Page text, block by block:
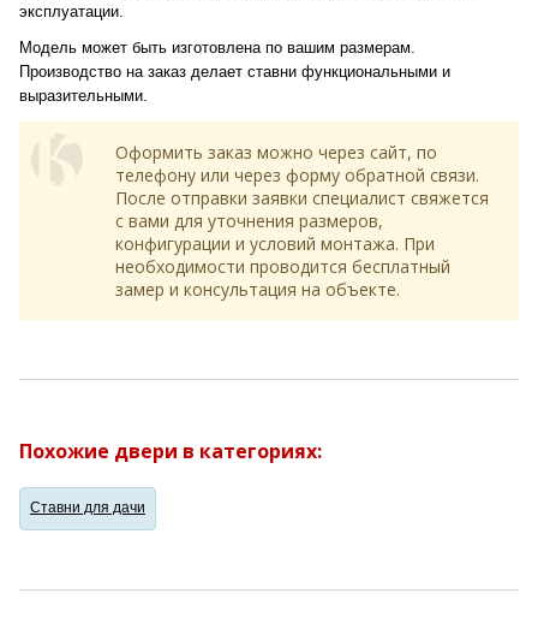
эксплуатации.
Модель может быть изготовлена по вашим размерам.
Производство на заказ делает ставни функциональными и
выразительными.
Оформить заказ можно через сайт, по
телефону или через форму обратной связи.
После отправки заявки специалист свяжется
с вами для уточнения размеров,
конфигурации и условий монтажа. При
необходимости проводится бесплатный
замер и консультация на объекте.
Похожие двери в категориях:
Ставни для дачи